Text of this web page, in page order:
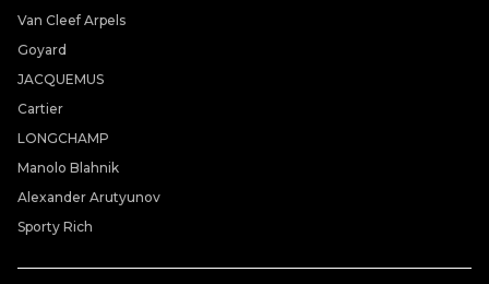
Van Cleef Arpels
Goyard
JACQUEMUS
Cartier
LONGCHAMP
Manolo Blahnik
Alexander Arutyunov
Sporty Rich